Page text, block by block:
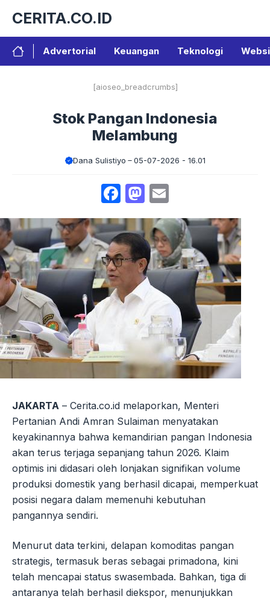
isi
CERITA.CO.ID
Advertorial Keuangan Teknologi
[aioseo_breadcrumbs]
Stok Pangan Indonesia
Melambung
Dana Sulistiyo 05-07-2026 - 16.01
Facebook
Mastodon
JAKARTA – Cerita.co.id melaporkan, Menteri
Pertanian Andi Amran Sulaiman menyatakan
keyakinannya bahwa kemandirian pangan Indonesia
akan terus terjaga sepanjang tahun 2026. Klaim
optimis ini didasari oleh lonjakan signifikan volume
produksi domestik yang berhasil dicapai, memperkuat
posisi negara dalam memenuhi kebutuhan
pangannya sendiri.
Menurut data terkini, delapan komoditas pangan
strategis, termasuk beras sebagai primadona, kini
telah mencapai status swasembada. Bahkan, tiga di
antaranya telah berhasil diekspor, menunjukkan